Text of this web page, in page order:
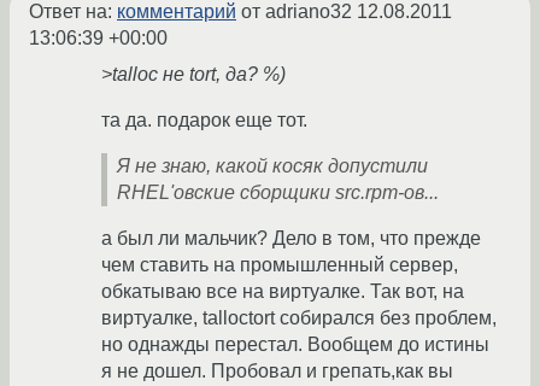
Ответ на: комментарий от adriano32 12.08.2011
13:06:39 +00:00
>talloc не tort, да? %)
та да. подарок еще тот.
Я не знаю, какой косяк допустили
RHEL'овские сборщики src.rpm-ов...
а был ли мальчик? Дело в том, что прежде
чем ставить на промышленный сервер,
обкатываю все на виртуалке. Так вот, на
виртуалке, talloctort собирался без проблем,
но однажды перестал. Вообщем до истины
я не дошел. Пробовал и грепать,как вы